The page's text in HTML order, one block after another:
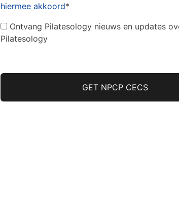
hiermee akkoord*
Ontvang Pilatesology nieuws en updates
Pilatesology
Geen waarde